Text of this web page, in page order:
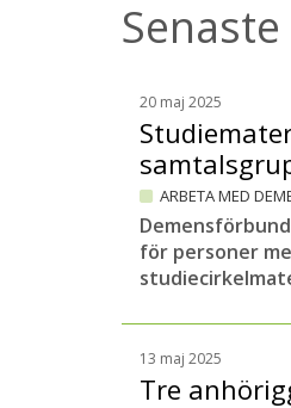
20 maj 2025
ARBETA MED
för personer
13 maj 2025
Tre